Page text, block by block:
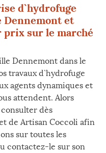
d`hydrofuge
et
sur le marché
Dennemont dans le
travaux d`hydrofuge
agents dynamiques et
attendent. Alors
dès
de Artisan Coccoli afin
sur toutes les
contactez-le sur son